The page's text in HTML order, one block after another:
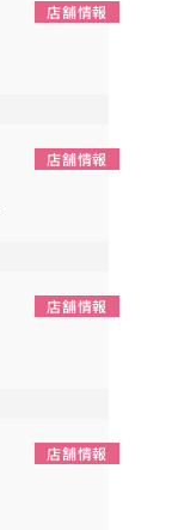
店舗情報
店舗情報
店舗情報
店舗情報